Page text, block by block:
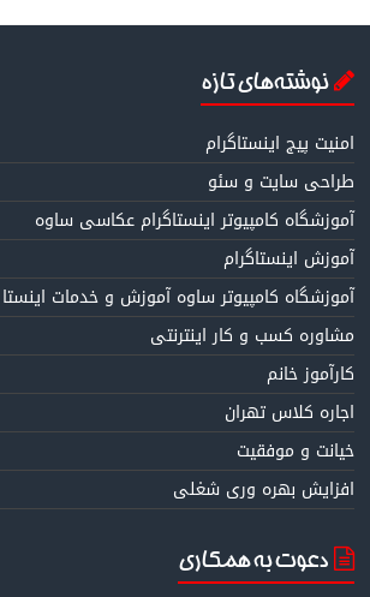
نوشته‌های تازه
امنیت پیج اینستاگرام
طراحی سایت و سئو
آموزشگاه کامپیوتر اینستاگرام عکاسی ساوه
آموزش اینستاگرام
آموزشگاه کامپیوتر ساوه آموزش و خدمات
مشاوره کسب و کار اینترنتی
کارآموز خانم
اجاره کلاس تهران
خیانت و موفقیت
افزایش بهره وری شغلی
دعوت به همکاری